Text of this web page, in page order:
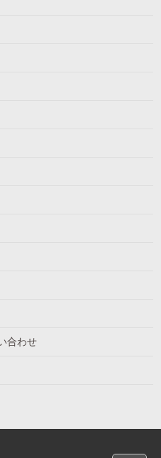
合わせ